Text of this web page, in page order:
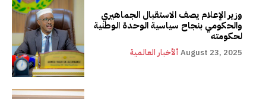
وزير الإعلام يصف الاستقبال الجماهيري
والحكومي بنجاح سياسية الوحدة الوطنية
لحكومته
ألأخبار العالمية August 23, 2025